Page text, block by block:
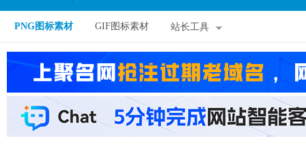
PNG图标素材 GIF图标素材 站长工具